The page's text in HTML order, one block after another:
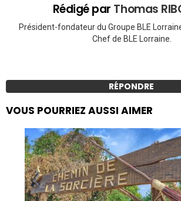
Rédigé par Thomas
Président-fondateur du Groupe BLE
Chef de BLE Lorraine.
RÉPONDRE
VOUS POURRIEZ AUSSI AIMER